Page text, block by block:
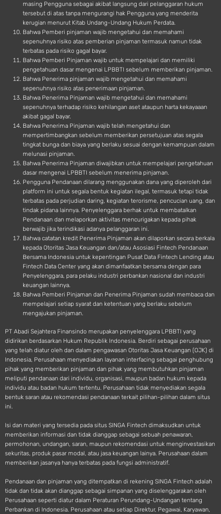
masing Pengguna sebagai akibat langsung dari pelanggaran hukum
tersebut di atas tanpa mengurangi hak Pengguna yang menderita
kerugian menurut Kitab Undang-Undang Hukum Perdata.
Bahwa Pemberi pinjaman wajib mengetahui dan memahami
sepenuhnya risiko atas pemberian pinjaman termasuk namun tidak
terbatas pada risiko gagal bayar.
Bahwa Pemberi Pinjaman wajib untuk mempelajari dan memiliki
pengetahuan dasar mengenai LPBBTI sebelum memberikan pinjaman.
Bahwa Penerima pinjaman wajib mengetahui dan memahami
sepenuhnya risiko atas penerimaan pinjaman.
Bahwa Penerima Pinjaman wajib mengetahui dan memahami
sepenuhnya terhadap risiko kehilangan aset ataupun harta kekayaaan
akibat gagal bayar.
Bahwa Penerima Pinjaman wajib telah mengetahui dan
mempertimbangkan sebelum memberikan persetujuan atas segala
tingkat bunga dan biaya yang berlaku sesuai dengan kemampuan dalam
melunasi pinjaman.
Bahwa Penerima Pinjaman diwajibkan untuk mempelajari pengetahuan
dasar mengenai LPBBTI sebelum menerima pinjaman.
Pengguna Pendanaan dilarang menggunakan dana yang diperoleh dari
platform ini untuk segala bentuk kegiatan ilegal, termasuk tetapi tidak
terbatas pada perjudian daring, kegiatan terorisme, pencucian uang, dan
tindak pidana lainnya. Penyelenggara berhak untuk membatalkan
Pendanaan dan melaporkan aktivitas mencurigakan kepada pihak
berwajib jika terindikasi adanya pelanggaran ini.
Bahwa catatan kredit Penerima Pinjaman akan dilaporkan secara berkala
kepada Otoritas Jasa Keuangan dan/atau Asosiasi Fintech Pendanaan
Bersama Indonesia untuk kepentingan Pusat Data Fintech Lending atau
Fintech Data Center yang akan dimanfaatkan bersama dengan para
Penyelenggara, para pelaku industri perbankan nasional dan industri
keuangan lainnya.
Bahwa Pemberi Pinjaman dan Penerima Pinjaman sudah membaca dan
mempelajari setiap syarat dan ketentuan yang berlaku sebelum
mengajukan pinjaman.
PT Abadi Sejahtera Finansindo merupakan penyelenggara LPBBTI yang
didirikan berdasarkan Hukum Republik Indonesia. Berdiri sebagai perusahaan
yang telah diatur oleh dan dalam pengawasan Otoritas Jasa Keuangan (OJK) di
Indonesia, Perusahaan menyediakan layanan interfacing sebagai penghubung
pihak yang memberikan pinjaman dan pihak yang membutuhkan pinjaman
meliputi pendanaan dari individu, organisasi, maupun badan hukum kepada
individu atau badan hukum tertentu. Perusahaan tidak menyediakan segala
bentuk saran atau rekomendasi pendanaan terkait pilihan-pilihan dalam situs
ini.
Isi dan materi yang tersedia pada situs SINGA Fintech dimaksudkan untuk
memberikan informasi dan tidak dianggap sebagai sebuah penawaran,
permohonan, undangan, saran, maupun rekomendasi untuk menginvestasikan
sekuritas, produk pasar modal, atau jasa keuangan lainya. Perusahaan dalam
memberikan jasanya hanya terbatas pada fungsi administratif.
Pendanaan dan pinjaman yang ditempatkan di rekening SINGA Fintech adalah
tidak dan tidak akan dianggap sebagai simpanan yang diselenggarakan oleh
Perusahaan seperti diatur dalam Peraturan Perundang-Undangan tentang
Perbankan di Indonesia. Perusahaan atau setiap Direktur, Pegawai, Karyawan,